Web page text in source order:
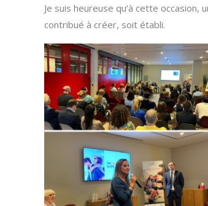
Je suis heureuse qu’à cette occasion,
contribué à créer, soit établi.